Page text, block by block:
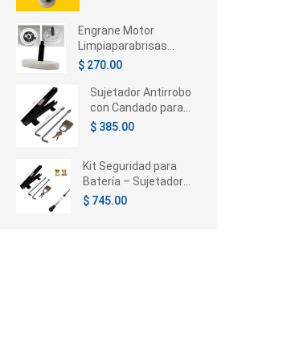
Engrane Motor
Limpiaparabrisas
Chrysler Voyager /
Country 1996-2005
$ 270.00
Sujetador Antirrobo
con Candado para
Batería de Auto |
$ 385.00
Kit Seguridad para
Batería – Sujetador
con Candado,
$ 745.00